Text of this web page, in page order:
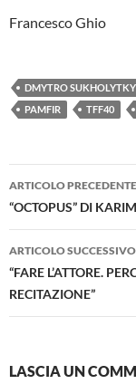
Francesco Ghio
DMYTRO
PAMFIR
TFF40
Navigazione
articolo
ARTICOLO PRECEDENTE
“OCTOPUS” DI
ARTICOLO SUCCESSIVO
“FARE L’ATTORE.
RECITAZIONE”
LASCIA UN